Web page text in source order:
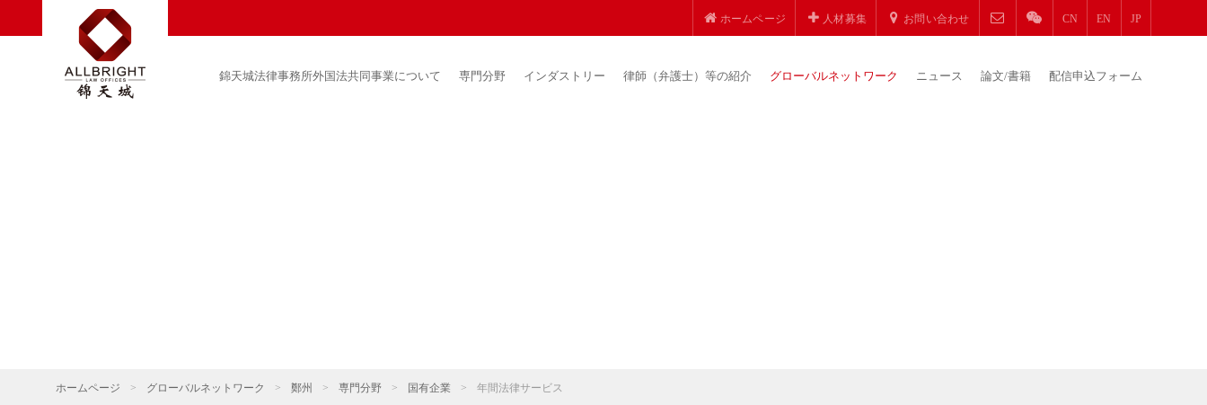
ホームページ 人材募集 お問い合わせ CN EN JP
錦天城法律事務所外国法共同事業について 専門分野 インダストリー 律師（弁護士）等の紹介 グローバルネットワーク ニュース 論文/書籍 配信申込フォーム
ホームページ > グローバルネットワーク > 鄭州 > 専門分野 > 国有企業 > 年間法律サービス